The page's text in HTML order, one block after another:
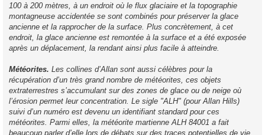
100 à 200 mètres, à un endroit où le flux glaciaire et la topographie
montagneuse accidentée se sont combinés pour préserver la glace
ancienne et la rapprocher de la surface. Plus concrètement, à cet
endroit, la glace ancienne est remontée à la surface et a été exposée
après un déplacement, la rendant ainsi plus facile à atteindre.
Météorites. Les collines d’Allan sont aussi célèbres pour la
récupération d’un très grand nombre de météorites, ces objets
extraterrestres s’accumulant sur des zones de glace ou de neige où
l’érosion permet leur concentration. Le sigle "ALH" (pour Allan Hills)
suivi d’un numéro est devenu un identifiant standard pour ces
météorites. Parmi elles, la météorite martienne ALH 84001 a fait
beaucoup parler d’elle lors de débats sur des traces potentielles de vie